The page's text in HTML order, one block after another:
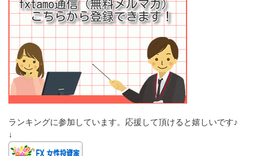
ランキングに参加しています。応援して頂けると嬉しいです♪
↓